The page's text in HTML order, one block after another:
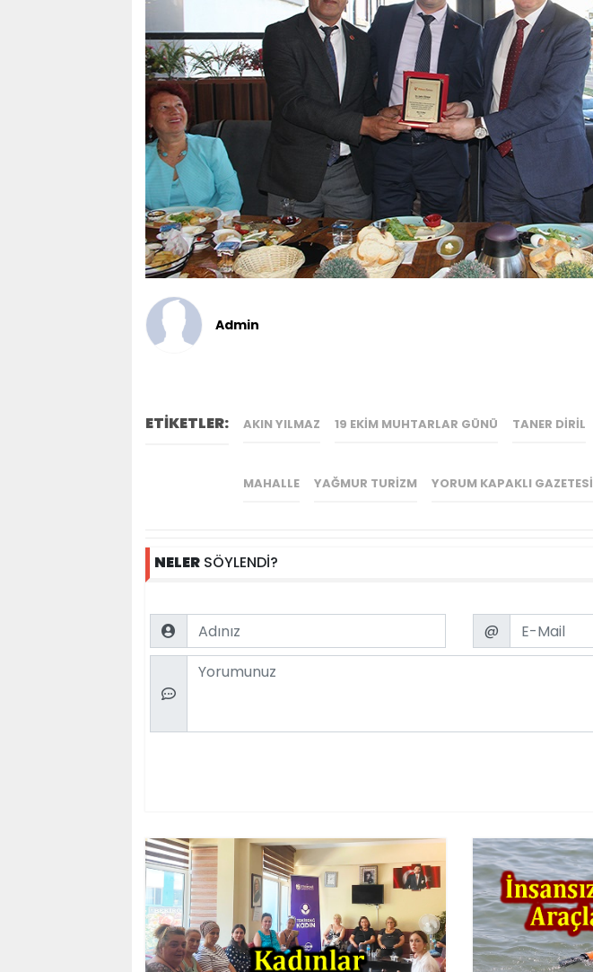
Admin
ETİKETLER: AKIN YILMAZ 19 EKIM MUHTARLAR GÜNÜ TANER DIRIL
MAHALLE YAĞMUR TURIZM YORUM KAPAKLI GAZETESI
NELER SÖYLENDİ?
Name Email
@
Comment